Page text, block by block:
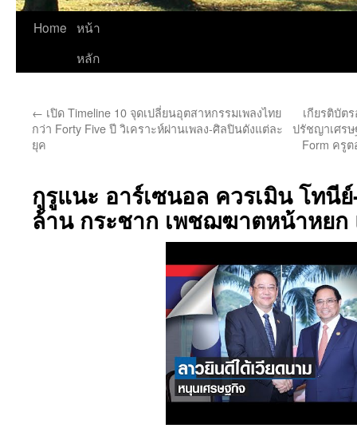
Home หน้า
หลัก
← เปิด Timeline 10 จุดเปลี่ยนอุตสาหกรรมเพลงไทย
กว่า Forty Five ปี วิเคราะห์ผ่านเพลง-ศิลปินดังแต่ละ
ยุค
เกียรติบัต
ปรัชญาเศรษ
Form ครู
กูรูแนะ อาร์เซนอล ควรเมิน โทนี
ล้าน กระชาก เพชฌฆาตหน้าหย